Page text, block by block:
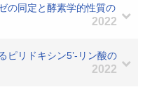
の同定と酵素学的性質の
2022
ピリドキシン5’-リン酸の
2022